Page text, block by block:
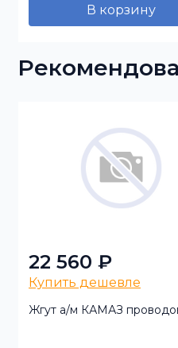
В корзину
22 560 ₽
Купить дешевле
Жгут а/м КАМАЗ